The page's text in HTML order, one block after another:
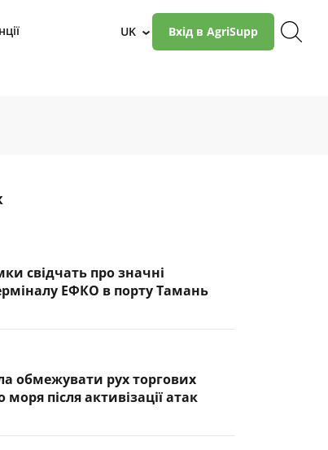
UK › Вхід в AgriSupp
свідчать про значні
ЕФКО в порту Тамань
обмежувати рух торгових
після активізації атак